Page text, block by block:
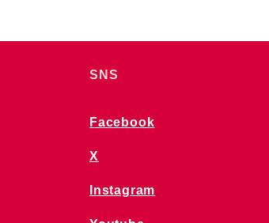
SNS
Facebook
X
Instagram